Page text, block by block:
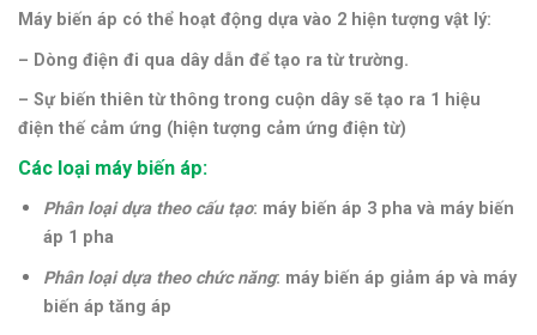
Máy biến áp có thể hoạt động dựa vào 2 hiện tượng vật lý:
– Dòng điện đi qua dây dẫn để tạo ra từ trường.
– Sự biến thiên từ thông trong cuộn dây sẽ tạo ra 1 hiệu
điện thế cảm ứng (hiện tượng cảm ứng điện từ)
Các loại máy biến áp:
Phân loại dựa theo cấu tạo: máy biến áp 3 pha và máy biến
áp 1 pha
Phân loại dựa theo chức năng: máy biến áp giảm áp và máy
biến áp tăng áp